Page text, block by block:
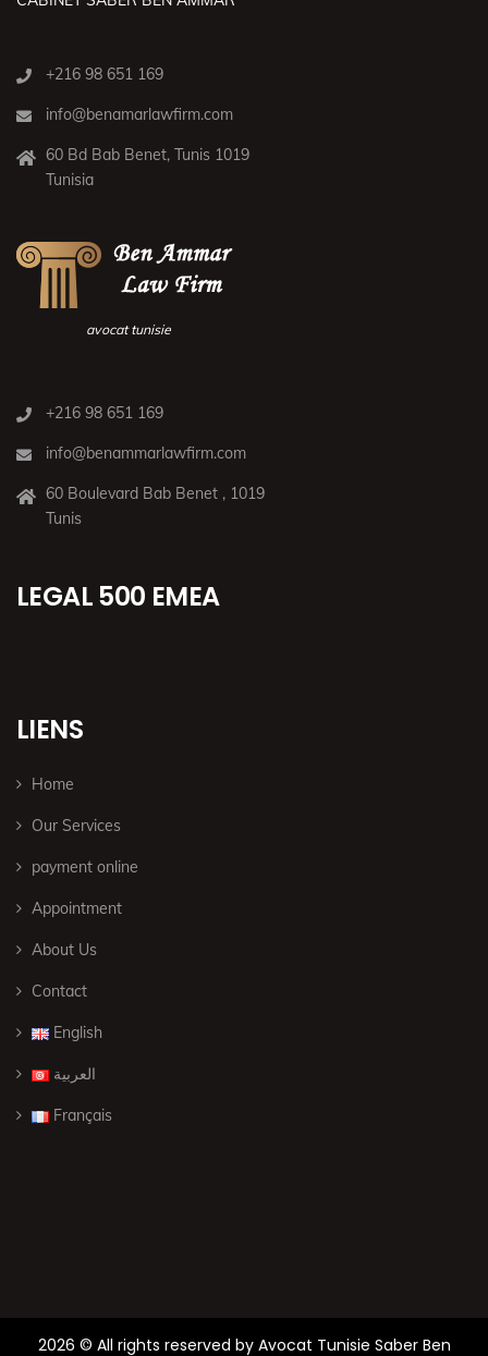
+216 98 651 169
info@benamarlawfirm.com
60 Bd Bab Benet, Tunis 1019
Tunisia
avocat tunisie
+216 98 651 169
info@benammarlawfirm.com
60 Boulevard Bab Benet , 1019
Tunis
LEGAL 500 EMEA
LIENS
Home
Our Services
payment online
Appointment
About Us
Contact
English
العربية
Français
2026 © All rights reserved by Avocat Tunisie Saber Ben